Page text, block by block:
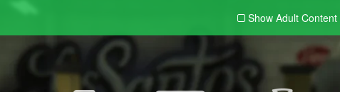
Show Adult Content